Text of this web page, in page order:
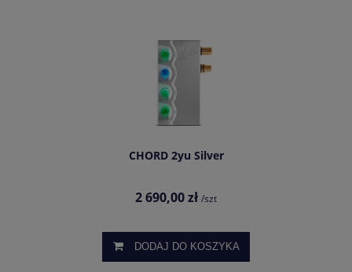
CHORD 2yu Silver
2 690,00 zł /szt
DODAJ DO KOSZYKA